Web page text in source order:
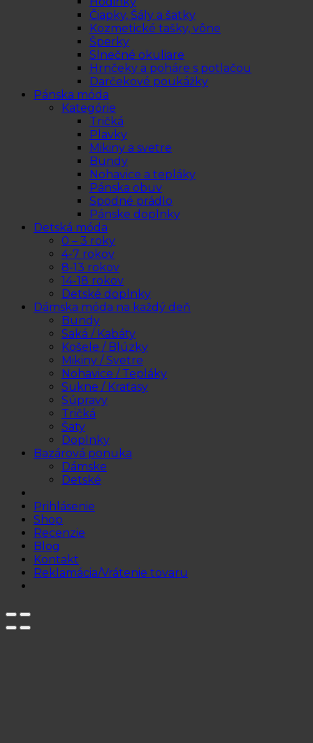
Čiapky, Šály a šatky
Kozmetické tašky, vône
Šperky
Slnečné okuliare
Hrnčeky a poháre s potlačou
Darčekové poukážky
Pánska móda
Kategórie
Tričká
Plavky
Mikiny a svetre
Bundy
Nohavice a tepláky
Pánska obuv
Spodné prádlo
Pánske doplnky
Detská móda
0 – 3 roky
4-7 rokov
8-13 rokov
14-18 rokov
Detské doplnky
Dámska móda na každý deň
Bundy
Saká / Kabáty
Košele / Blúzky
Mikiny / Svetre
Nohavice / Tepláky
Sukne / Kraťasy
Súpravy
Tričká
Šaty
Doplnky
Bazárová ponuka
Dámske
Detské
Prihlásenie
Shop
Recenzie
Blog
Kontakt
Reklamácia/Vrátenie tovaru